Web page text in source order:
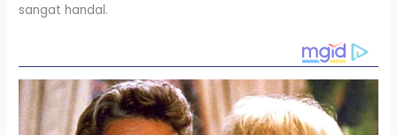
sangat handal.